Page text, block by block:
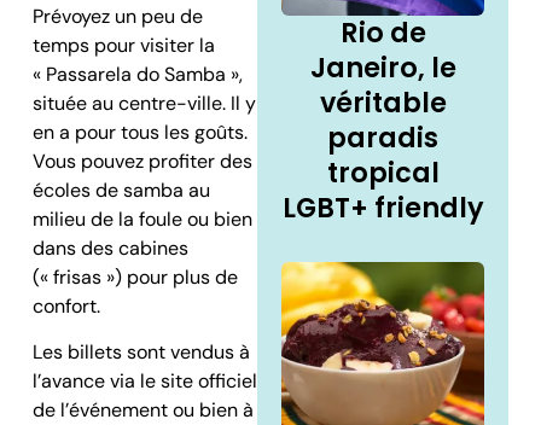
Prévoyez un peu de
temps pour visiter la
« Passarela do Samba »,
située au centre-ville. Il y
en a pour tous les goûts.
Vous pouvez profiter des
écoles de samba au
milieu de la foule ou bien
dans des cabines
(« frisas ») pour plus de
confort.
Les billets sont vendus à
l’avance via le site officiel
de l’événement ou bien à
Rio de
Janeiro, le
véritable
paradis
tropical
LGBT+ friendly